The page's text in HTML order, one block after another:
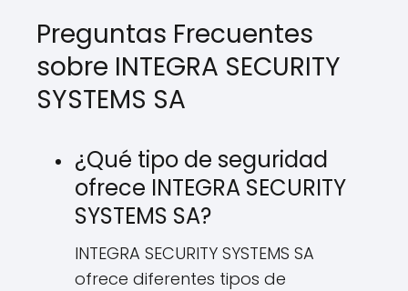
Preguntas Frecuentes
sobre INTEGRA SECURITY
SYSTEMS SA
¿Qué tipo de seguridad
ofrece INTEGRA SECURITY
SYSTEMS SA?
INTEGRA SECURITY SYSTEMS SA
ofrece diferentes tipos de